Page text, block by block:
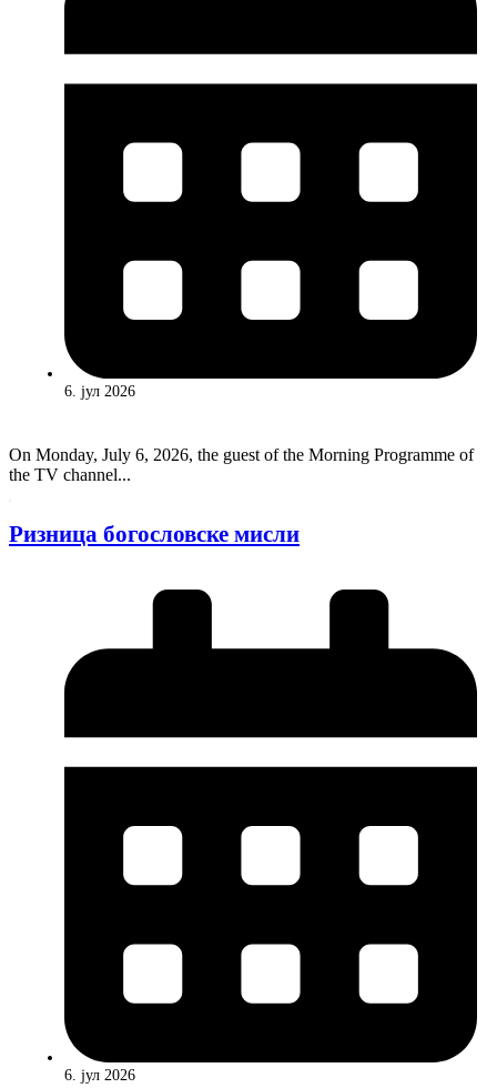
6. јул 2026
On Monday, July 6, 2026, the guest of the Morning Programme of
the TV channel...
Ризница богословске мисли
6. јул 2026